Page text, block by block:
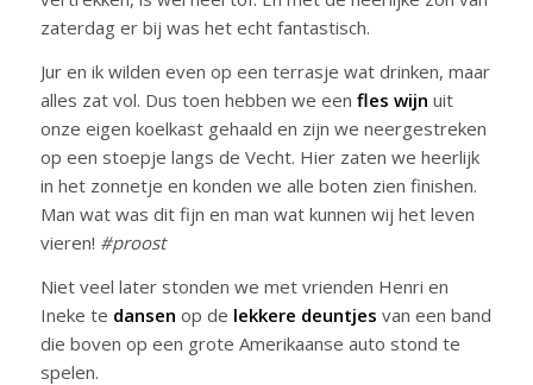
zaterdag er bij was het echt fantastisch.
Jur en ik wilden even op een terrasje wat drinken, maar
alles zat vol. Dus toen hebben we een fles wijn uit
onze eigen koelkast gehaald en zijn we neergestreken
op een stoepje langs de Vecht. Hier zaten we heerlijk
in het zonnetje en konden we alle boten zien finishen.
Man wat was dit fijn en man wat kunnen wij het leven
vieren! #proost
Niet veel later stonden we met vrienden Henri en
Ineke te dansen op de lekkere deuntjes van een band
die boven op een grote Amerikaanse auto stond te
spelen.